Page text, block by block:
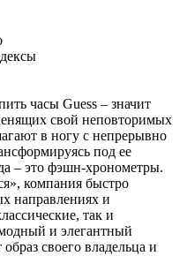
часы Guess – значит
свой неповторимых
в ногу с непрерывно
под ее
– это фэшн-хронометры.
компания быстро
направлениях и
так и
и элегантный
своего владельца и